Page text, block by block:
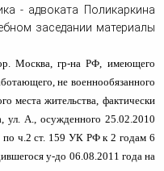
- адвоката Поликаркина
заседании материалы
Москва, гр-на РФ, имеющего
не военнообязанного
места жительства, фактически
ул. А., осужденного 25.02.2010
ч.2 ст. 159 УК РФ к 2 годам 6
у-до 06.08.2011 года на